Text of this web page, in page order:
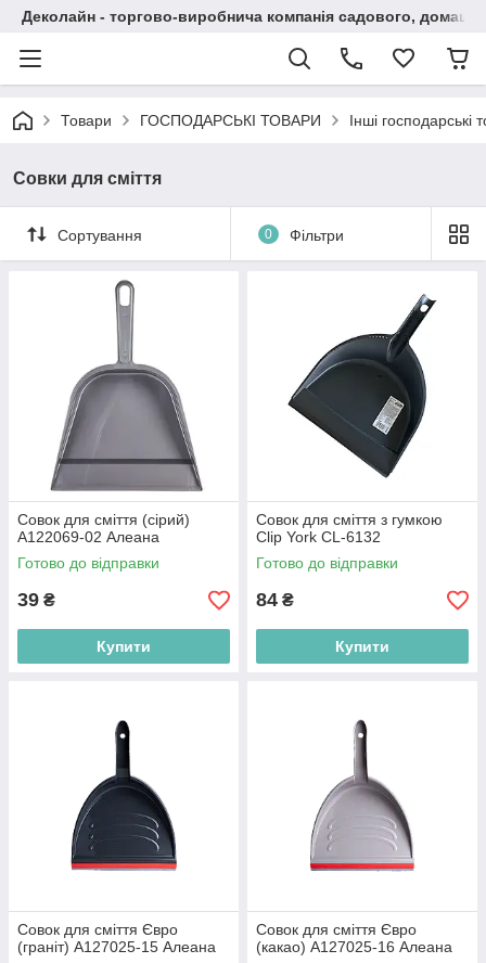
Деколайн - торгово-виробнича компанія садового,
Товари ГОСПОДАРСЬКІ ТОВАРИ Інші господарські
Совки для сміття
Сортування 0 Фільтри
Совок для сміття (сірий)
А122069-02 Алеана
Готово до відправки
39 ₴
Купити
Совок для сміття з гумкою
Сlip York CL-6132
Готово до відправки
84 ₴
Купити
Совок для сміття Євро
(граніт) А127025-15 Алеана
Совок для сміття Євро
(какао) А127025-16 Алеана